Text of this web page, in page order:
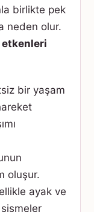
birlikte pek
neden olur.
etkenleri
bir yaşam
oluşur.
ayak ve